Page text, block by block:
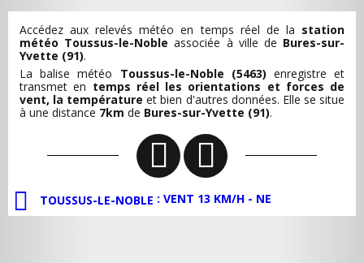
Accédez aux relevés météo en temps réel de la station
météo Toussus-le-Noble associée à ville de Bures-sur-
Yvette (91).
La balise météo Toussus-le-Noble (5463) enregistre et
transmet en temps réel les orientations et forces de
vent, la température et bien d'autres données. Elle se situe
à une distance 7km de Bures-sur-Yvette (91).
TOUSSUS-LE-NOBLE : VENT 13 KM/H - NE